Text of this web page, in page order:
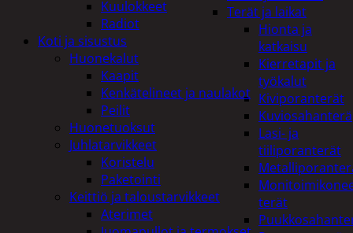
Terät ja laikat
Hionta ja
katkaisu
Kierretapit ja
työkalut
Kiviporanterät
Kuviosahanterä
Lasi- ja
tiiliporanterät
terät
Kuulokkeet
Radiot
Koti ja sisustus
Huonekalut
Kaapit
Kenkätelineet ja naulakot
Peilit
Huonetuoksut
Juhlatarvikkeet
Koristelu
Paketointi
Keittiö ja taloustarvikkeet
Aterimet